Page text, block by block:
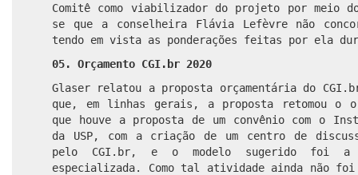
Comitê como viabilizador do projeto por meio
se que a conselheira Flávia Lefèvre não
tendo em vista as ponderações feitas por ela
05. Orçamento CGI.br 2020
Glaser relatou a proposta orçamentária do
que, em linhas gerais, a proposta retomou o
que houve a proposta de um convênio com o
da USP, com a criação de um centro de
pelo CGI.br, e o modelo sugerido foi a
especializada. Como tal atividade ainda não